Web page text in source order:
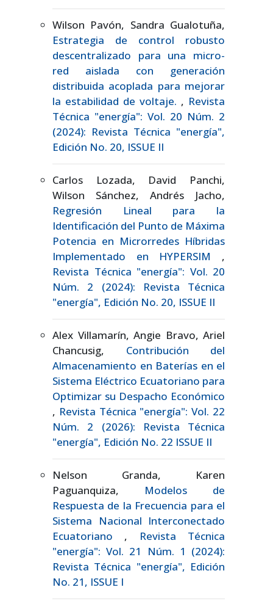
Wilson Pavón, Sandra Gualotuña,
Estrategia de control robusto
descentralizado para una micro-
red aislada con generación
distribuida acoplada para mejorar
la estabilidad de voltaje. , Revista
Técnica "energía": Vol. 20 Núm. 2
(2024): Revista Técnica "energía",
Edición No. 20, ISSUE II
Carlos Lozada, David Panchi,
Wilson Sánchez, Andrés Jacho,
Regresión Lineal para la
Identificación del Punto de Máxima
Potencia en Microrredes Híbridas
Implementado en HYPERSIM ,
Revista Técnica "energía": Vol. 20
Núm. 2 (2024): Revista Técnica
"energía", Edición No. 20, ISSUE II
Alex Villamarín, Angie Bravo, Ariel
Chancusig, Contribución del
Almacenamiento en Baterías en el
Sistema Eléctrico Ecuatoriano para
Optimizar su Despacho Económico
, Revista Técnica "energía": Vol. 22
Núm. 2 (2026): Revista Técnica
"energía", Edición No. 22 ISSUE II
Nelson Granda, Karen
Paguanquiza, Modelos de
Respuesta de la Frecuencia para el
Sistema Nacional Interconectado
Ecuatoriano ,
Revista Técnica
"energía": Vol. 21 Núm. 1 (2024):
Revista Técnica "energía", Edición
No. 21, ISSUE I